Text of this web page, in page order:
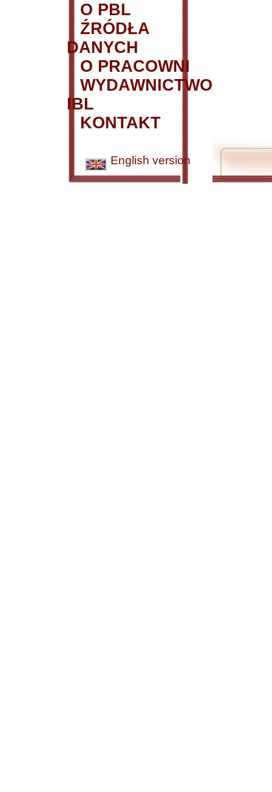
O PBL
ŹRÓDŁA
DANYCH
O PRACOWNI
WYDAWNICTWO
IBL
KONTAKT
English version